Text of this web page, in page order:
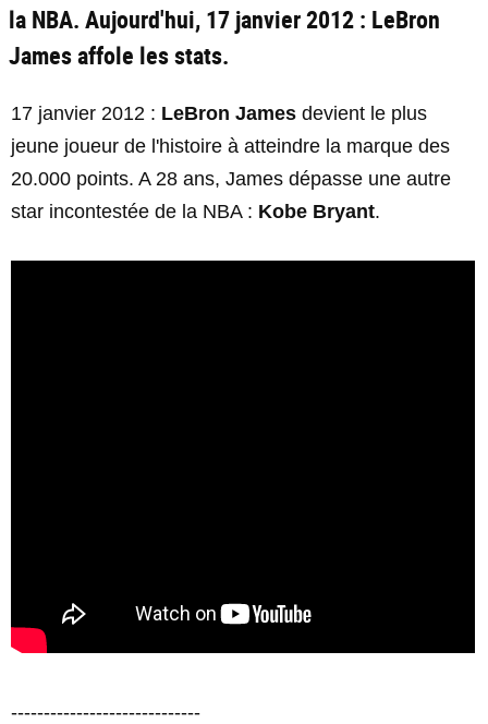
la NBA. Aujourd'hui, 17 janvier 2012 : LeBron
James affole les stats.
17 janvier 2012 : LeBron James devient le plus
jeune joueur de l'histoire à atteindre la marque des
20.000 points. A 28 ans, James dépasse une autre
star incontestée de la NBA : Kobe Bryant.
-----------------------------